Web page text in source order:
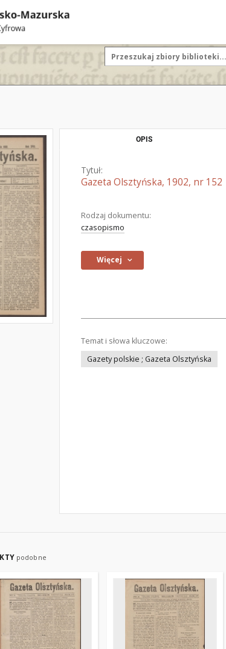
OPIS
Tytuł:
Gazeta Olsztyńska, 1902, nr 152
Rodzaj dokumentu:
czasopismo
Więcej
Temat i słowa kluczowe:
Gazety polskie ; Gazeta Olsztyńska
podobne